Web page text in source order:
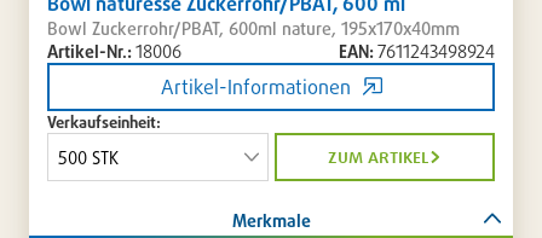
Bowl Zuckerrohr/PBAT, 600ml nature, 195x170x40mm
Artikel-Nr.:18006 EAN:7611243498924
Artikel-Informationen
Verkaufseinheit:
zum artikel
Merkmale